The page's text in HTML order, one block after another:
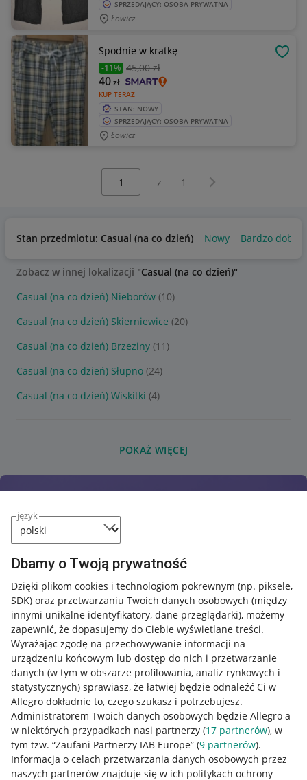
język
Dbamy o Twoją prywatność
Dzięki plikom cookies i technologiom pokrewnym (np. piksele,
SDK) oraz przetwarzaniu Twoich danych osobowych (między
innymi unikalne identyfikatory, dane przeglądarki), możemy
zapewnić, że dopasujemy do Ciebie wyświetlane treści.
Wyrażając zgodę na przechowywanie informacji na
urządzeniu końcowym lub dostęp do nich i przetwarzanie
danych (w tym w obszarze profilowania, analiz rynkowych i
statystycznych) sprawiasz, że łatwiej będzie odnaleźć Ci w
Allegro dokładnie to, czego szukasz i potrzebujesz.
Administratorem Twoich danych osobowych będzie Allegro a
w niektórych przypadkach nasi partnerzy (17 partnerów), w
tym tzw. “Zaufani Partnerzy IAB Europe” (9 partnerów).
Informacja o celach przetwarzania danych osobowych przez
naszych partnerów znajduje się w ich politykach ochrony
SPRZEDAJĄCY: OSOBA PRYWATNA
Łowicz
Spodnie w kratkę
-11% 45,00 zł
KUP TERAZ
40zł
STAN: NOWY
SPRZEDAJĄCY: OSOBA PRYWATNA
Łowicz
z 1 Następna strona
Stan przedmiotu: Casual (na co dzień) Nowy Bardzo dobry
Zobacz w innej lokalizacji "Casual (na co dzień)"
Casual (na co dzień) Nieborów (10)
Casual (na co dzień) Skierniewice (20)
Casual (na co dzień) Brzeziny (11)
Casual (na co dzień) Słupno (24)
Casual (na co dzień) Wiskitki (4)
POKAŻ WIĘCEJ
Przydatne informacje